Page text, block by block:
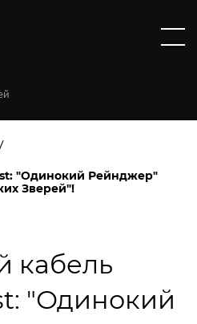
/
"Одинокий Рейнджер"
Зверей"!
кабель
"Одинокий